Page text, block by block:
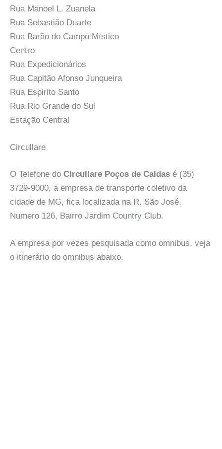
Rua Manoel L. Zuanela
Rua Sebastião Duarte
Rua Barão do Campo Místico
Centro
Rua Expedicionários
Rua Capitão Afonso Junqueira
Rua Espirito Santo
Rua Rio Grande do Sul
Estação Central
Circullare
O Telefone do Circullare Poços de Caldas é (35)
3729-9000, a empresa de transporte coletivo da
cidade de MG, fica localizada na R. São José,
Numero 126, Bairro Jardim Country Club.
A empresa por vezes pesquisada como omnibus, veja
o itinerário do omnibus abaixo.